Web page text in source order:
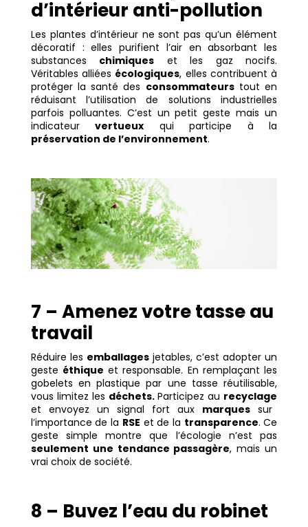
d’intérieur anti-pollution
Les plantes d’intérieur ne sont pas qu’un élément
décoratif : elles purifient l’air en absorbant les
substances chimiques et les gaz nocifs.
Véritables alliées écologiques, elles contribuent à
protéger la santé des consommateurstout en
réduisant l’utilisation de solutions industrielles
parfois polluantes. C’est un petit geste mais un
indicateurvertueux qui participe à la
préservation de l’environnement.
7 – Amenez votre tasse au
travail
Réduire les emballagesjetables, c’est adopter un
geste éthique et responsable. En remplaçant les
gobelets en plastique par une tasse réutilisable,
vous limitez les déchets.Participez au recyclage
et envoyez un signal fort aux marques sur
l’importance de la RSE et de la transparence. Ce
geste simple montre que l’écologie n’est pas
seulement une tendance passagère, mais un
vrai choix de société.
8 – Buvez l’eau du robinet